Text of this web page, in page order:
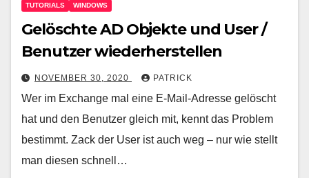
TUTORIALS WINDOWS
Gelöschte AD Objekte und User /
Benutzer wiederherstellen
NOVEMBER 30, 2020 PATRICK
Wer im Exchange mal eine E-Mail-Adresse gelöscht
hat und den Benutzer gleich mit, kennt das Problem
bestimmt. Zack der User ist auch weg – nur wie stellt
man diesen schnell…